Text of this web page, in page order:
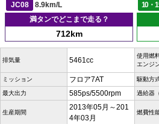
JC08
8.9km/L 10・
満タンでどこまで走る？
712km
排気量 5461cc
使用燃
エンジ
ミッション フロア7AT 駆動方
最大出力 585ps/5500rpm 過給器
生産期間
2013年05月～201
4年03月
燃費性